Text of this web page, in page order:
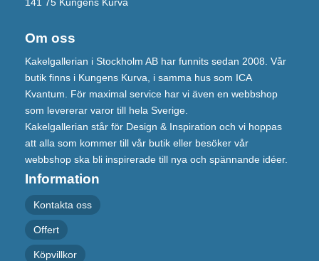
Om oss
Kakelgallerian i Stockholm AB har funnits sedan 2008. Vår
butik finns i Kungens Kurva, i samma hus som ICA
Kvantum. För maximal service har vi även en webbshop
som levererar varor till hela Sverige.
Kakelgallerian står för Design & Inspiration och vi hoppas
att alla som kommer till vår butik eller besöker vår
webbshop ska bli inspirerade till nya och spännande idéer.
Information
Kontakta oss
Offert
Köpvillkor